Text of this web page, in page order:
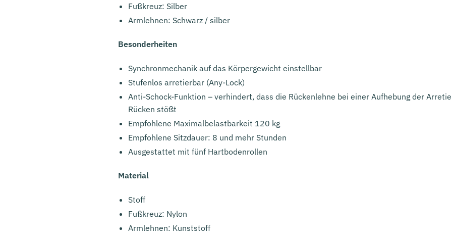
Fußkreuz: Silber
Armlehnen: Schwarz / silber
Besonderheiten
Synchronmechanik auf das Körpergewicht einstellbar
Stufenlos arretierbar (Any-Lock)
Anti-Schock-Funktion – verhindert, dass die Rückenlehne bei einer Aufhebung der
Rücken stößt
Empfohlene Maximalbelastbarkeit 120 kg
Empfohlene Sitzdauer: 8 und mehr Stunden
Ausgestattet mit fünf Hartbodenrollen
Material
Stoff
Fußkreuz: Nylon
Armlehnen: Kunststoff